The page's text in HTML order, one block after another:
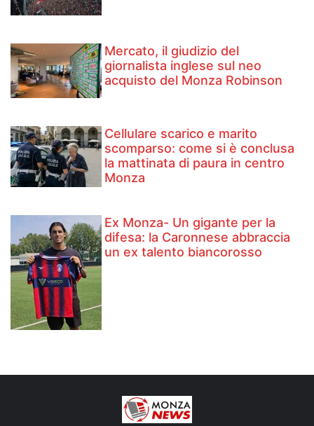
Mercato, il giudizio del
giornalista inglese sul neo
acquisto del Monza Robinson
Cellulare scarico e marito
scomparso: come si è conclusa
la mattinata di paura in centro
Monza
Ex Monza- Un gigante per la
difesa: la Caronnese abbraccia
un ex talento biancorosso